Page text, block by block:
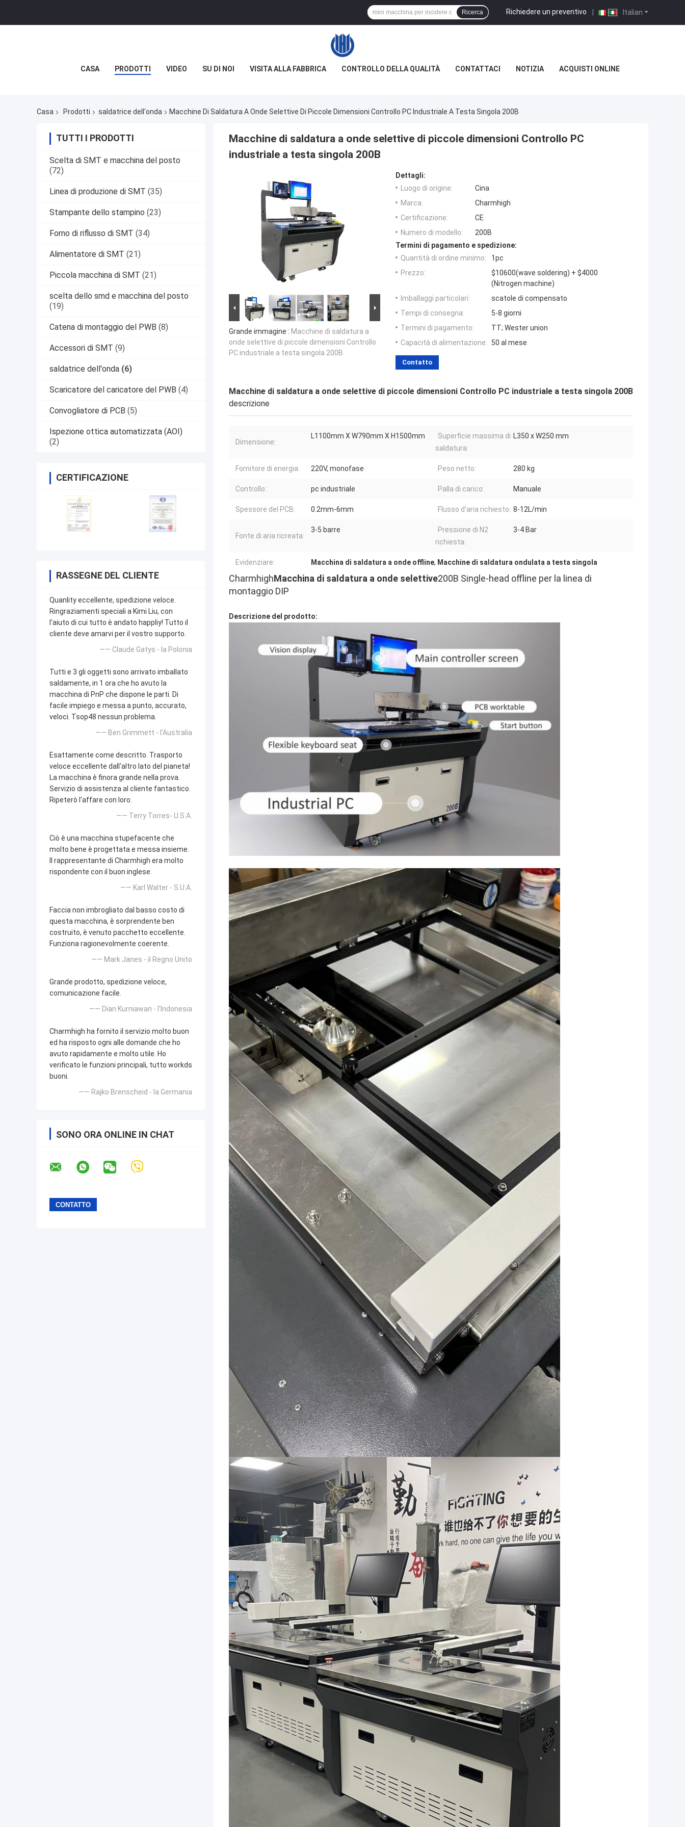
Italian
Richiedere un preventivo |
Ricerca
CASA PRODOTTI VIDEO SU DI NOI VISITA ALLA FABBRICA CONTROLLO DELLA QUALITÀ CONTATTACI NOTIZIA ACQUISTI ONLINE
Casa Prodotti saldatrice dell'onda Macchine Di Saldatura A Onde Selettive Di Piccole Dimensioni Controllo PC Industriale A Testa Singola 200B
TUTTI I PRODOTTI
Scelta di SMT e macchina del posto
(72)
Linea di produzione di SMT (35)
Stampante dello stampino (23)
Forno di riflusso di SMT (34)
Alimentatore di SMT (21)
Piccola macchina di SMT (21)
scelta dello smd e macchina del posto
(19)
Catena di montaggio del PWB (8)
Accessori di SMT (9)
saldatrice dell'onda (6)
Scaricatore del caricatore del PWB (4)
Convogliatore di PCB (5)
Ispezione ottica automatizzata (AOI)
(2)
CERTIFICAZIONE
RASSEGNE DEL CLIENTE
Quanlity eccellente, spedizione veloce.
Ringraziamenti speciali a Kimi Liu, con
l'aiuto di cui tutto è andato happliy! Tutto il
cliente deve amarvi per il vostro supporto.
—— Claude Gatys - la Polonia
Tutti e 3 gli oggetti sono arrivato imballato
saldamente, in 1 ora che ho avuto la
macchina di PnP che dispone le parti. Di
facile impiego e messa a punto, accurato,
veloci. Tsop48 nessun problema.
—— Ben Grimmett - l'Australia
Esattamente come descritto. Trasporto
veloce eccellente dall'altro lato del pianeta!
La macchina è finora grande nella prova.
Servizio di assistenza al cliente fantastico.
Ripeterò l'affare con loro.
—— Terry Torres- U.S.A.
Ciò è una macchina stupefacente che
molto bene è progettata e messa insieme.
Il rappresentante di Charmhigh era molto
rispondente con il buon inglese.
—— Karl Walter - S.U.A.
Faccia non imbrogliato dal basso costo di
questa macchina, è sorprendente ben
costruito, è venuto pacchetto eccellente.
Funziona ragionevolmente coerente.
—— Mark Janes - il Regno Unito
Grande prodotto, spedizione veloce,
comunicazione facile.
—— Dian Kurniawan - l'Indonesia
Charmhigh ha fornito il servizio molto buon
ed ha risposto ogni alle domande che ho
avuto rapidamente e molto utile. Ho
verificato le funzioni principali, tutto workds
buoni.
—— Rajko Brenscheid - la Germania
SONO ORA ONLINE IN CHAT
Macchine di saldatura a onde selettive di piccole dimensioni Controllo PC
industriale a testa singola 200B
Grande immagine : Macchine di saldatura a
onde selettive di piccole dimensioni Controllo
PC industriale a testa singola 200B
Dettagli:
Luogo di origine:
Cina
Marca:
Charmhigh
Certificazione:
CE
Numero di modello:
200B
Termini di pagamento e spedizione:
Quantità di ordine minimo:
1pc
Prezzo:
$10600(wave soldering) + $4000
(Nitrogen machine)
Imballaggi particolari:
scatole di compensato
Tempi di consegna:
5-8 giorni
Termini di pagamento:
TT; Wester union
Capacità di alimentazione:
50 al mese
Contatto
Macchine di saldatura a onde selettive di piccole dimensioni Controllo PC industriale a testa singola 200B
descrizione
Dimensione:
L1100mm X W790mm X H1500mm
Superficie massima di
saldatura:
L350 x W250 mm
Fornitore di energia: 220V, monofase Peso netto: 280 kg
Controllo: pc industriale Palla di carico: Manuale
Spessore del PCB: 0.2mm-6mm Flusso d'aria richiesto: 8-12L/min
Fonte di aria ricreata:
3-5 barre
Pressione di N2
richiesta:
3-4 Bar
Evidenziare: Macchina di saldatura a onde offline, Macchine di saldatura ondulata a testa singola
CharmhighMacchina di saldatura a onde selettive200B Single-head offline per la linea di
montaggio DIP
Descrizione del prodotto: